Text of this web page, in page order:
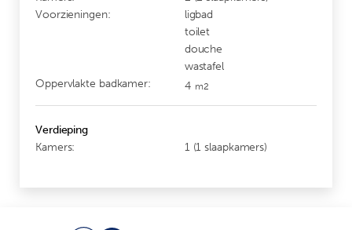
Voorzieningen:
ligbad
toilet
douche
wastafel
Oppervlakte badkamer:
4 m2
Verdieping
Kamers:
1 (1 slaapkamers)